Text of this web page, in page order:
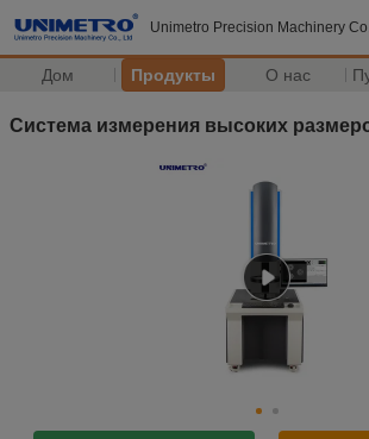
Unimetro Precision Machinery
Дом Продукты О нас
Система измерения высоких